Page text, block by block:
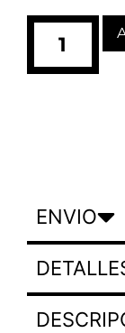
ENVIO